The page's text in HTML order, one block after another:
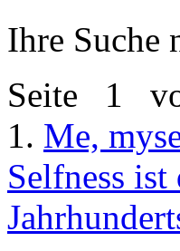
Ihre Suche
Seite 1
1. Me,
Selfness